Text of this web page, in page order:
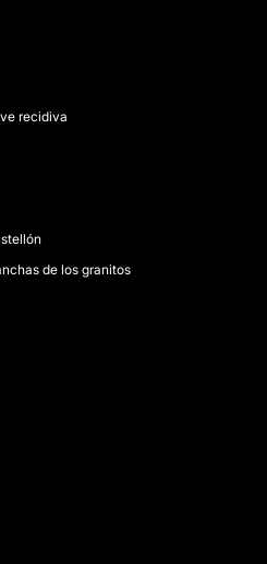
recidiva
de los granitos